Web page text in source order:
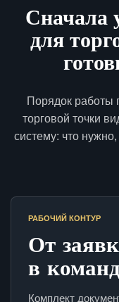
Сначала
для
Порядок работы
торговой точки
систему: что нужно,
РАБОЧИЙ КОНТУР
От
в
Комплект